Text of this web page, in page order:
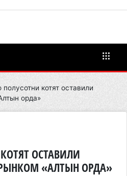
котят оставили
орда»
ОСТАВИЛИ
«АЛТЫН ОРДА»